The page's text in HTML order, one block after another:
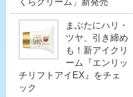
まぶたにハリ・
ツヤ、引き締め
も！新アイクリ
ーム『エンリッ
チリフトアイEX』をチェ
ック